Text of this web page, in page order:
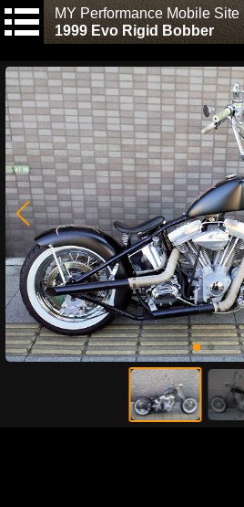
MY Performance Mobile Site
1999 Evo Rigid Bobber